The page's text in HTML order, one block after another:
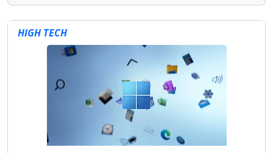
HIGH TECH